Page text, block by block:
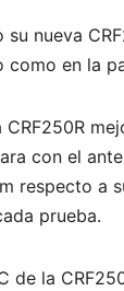
su nueva
como en la
con el
respecto a
prueba.
de la